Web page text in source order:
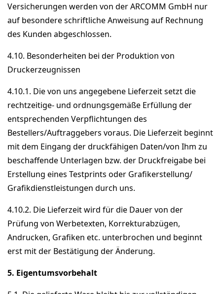
Versicherungen werden von der ARCOMM GmbH nur
auf besondere schriftliche Anweisung auf Rechnung
des Kunden abgeschlossen.
4.10. Besonderheiten bei der Produktion von
Druckerzeugnissen
4.10.1. Die von uns angegebene Lieferzeit setzt die
rechtzeitige- und ordnungsgemäße Erfüllung der
entsprechenden Verpflichtungen des
Bestellers/Auftraggebers voraus. Die Lieferzeit beginnt
mit dem Eingang der druckfähigen Daten/von Ihm zu
beschaffende Unterlagen bzw. der Druckfreigabe bei
Erstellung eines Testprints oder Grafikerstellung/
Grafikdienstleistungen durch uns.
4.10.2. Die Lieferzeit wird für die Dauer von der
Prüfung von Werbetexten, Korrekturabzügen,
Andrucken, Grafiken etc. unterbrochen und beginnt
erst mit der Bestätigung der Änderung.
5. Eigentumsvorbehalt